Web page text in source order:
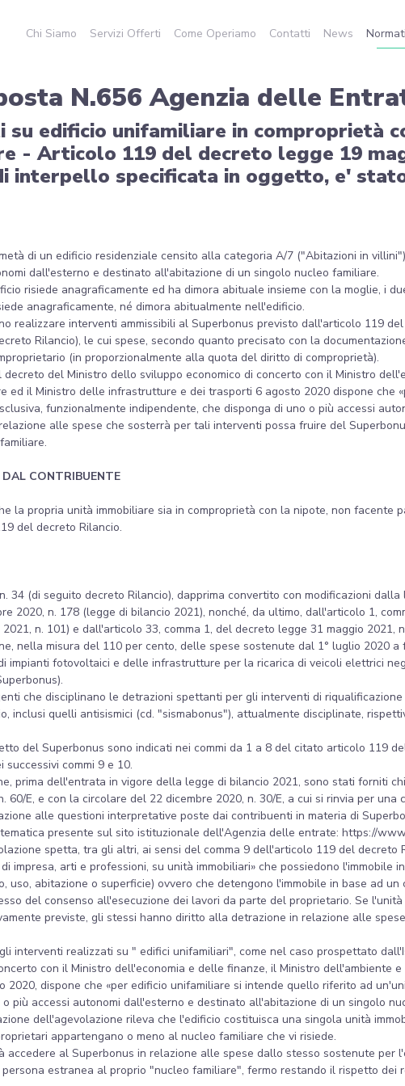
Chi Siamo Servizi Offerti Come Operiamo Contatti News
N.656 Agenzia delle
edificio unifamiliare in comproprietà
- Articolo 119 del decreto legge 19
interpello specificata in oggetto, e'
di un edificio residenziale censito alla categoria A/7 ("Abitazioni in
dall'esterno e destinato all'abitazione di un singolo nucleo familiare.
risiede anagraficamente ed ha dimora abituale insieme con la moglie, i
anagraficamente, né dimora abitualmente nell'edificio.
realizzare interventi ammissibili al Superbonus previsto dall'articolo 119
Rilancio), le cui spese, secondo quanto precisato con la
(in proporzionalmente alla quota del diritto di comproprietà).
del Ministro dello sviluppo economico di concerto con il Ministro
il Ministro delle infrastrutture e dei trasporti 6 agosto 2020 dispone che
funzionalmente indipendente, che disponga di uno o più accessi
alle spese che sosterrà per tali interventi possa fruire del
CONTRIBUENTE
la propria unità immobiliare sia in comproprietà con la nipote, non facente
del decreto Rilancio.
34 (di seguito decreto Rilancio), dapprima convertito con modificazioni
2020, n. 178 (legge di bilancio 2021), nonché, da ultimo, dall'articolo 1,
n. 101) e dall'articolo 33, comma 1, del decreto legge 31 maggio 2021,
nella misura del 110 per cento, delle spese sostenute dal 1° luglio 2020
impianti fotovoltaici e delle infrastrutture per la ricarica di veicoli elettrici
che disciplinano le detrazioni spettanti per gli interventi di
inclusi quelli antisismici (cd. "sismabonus"), attualmente disciplinate,
del Superbonus sono indicati nei commi da 1 a 8 del citato articolo 119
commi 9 e 10.
prima dell'entrata in vigore della legge di bilancio 2021, sono stati forniti
60/E, e con la circolare del 22 dicembre 2020, n. 30/E, a cui si rinvia per
alle questioni interpretative poste dai contribuenti in materia di
presente sul sito istituzionale dell'Agenzia delle entrate: https://
spetta, tra gli altri, ai sensi del comma 9 dell'articolo 119 del
impresa, arti e professioni, su unità immobiliari» che possiedono l'immobile
abitazione o superficie) ovvero che detengono l'immobile in base ad
del consenso all'esecuzione dei lavori da parte del proprietario. Se
previste, gli stessi hanno diritto alla detrazione in relazione alle
interventi realizzati su " edifici unifamiliari", come nel caso prospettato
con il Ministro dell'economia e delle finanze, il Ministro dell'ambiente
dispone che «per edificio unifamiliare si intende quello riferito ad
più accessi autonomi dall'esterno e destinato all'abitazione di un singolo
dell'agevolazione rileva che l'edificio costituisca una singola unità
appartengano o meno al nucleo familiare che vi risiede.
accedere al Superbonus in relazione alle spese dallo stesso sostenute per
estranea al proprio "nucleo familiare", fermo restando il rispetto dei